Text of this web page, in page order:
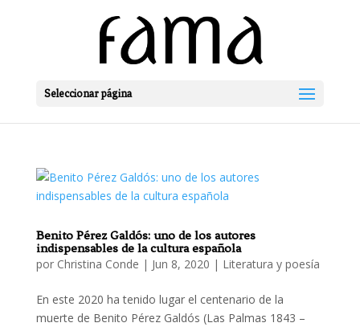
Seleccionar página
Benito Pérez Galdós: uno de los autores
indispensables de la cultura española
por Christina Conde | Jun 8, 2020 | Literatura y poesía
En este 2020 ha tenido lugar el centenario de la
muerte de Benito Pérez Galdós (Las Palmas 1843 –